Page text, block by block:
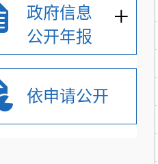
政府信息
公开年报
+
依申请公开